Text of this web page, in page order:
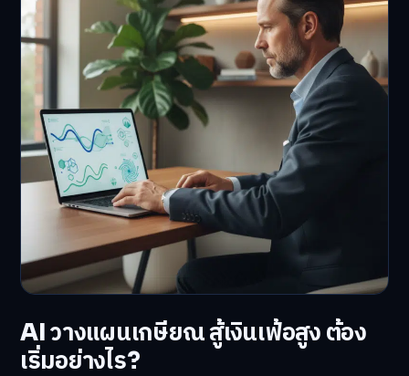
AI วางแผนเกษียณ สู้เงินเฟ้อสูง ต้อง
เริ่มอย่างไร?